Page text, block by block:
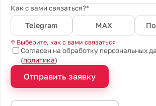
Как с вами связаться?*
Telegram MAX
↑ Выберите, как с вами связаться
Согласен на обработку персональных
(политика)
Отправить заявку